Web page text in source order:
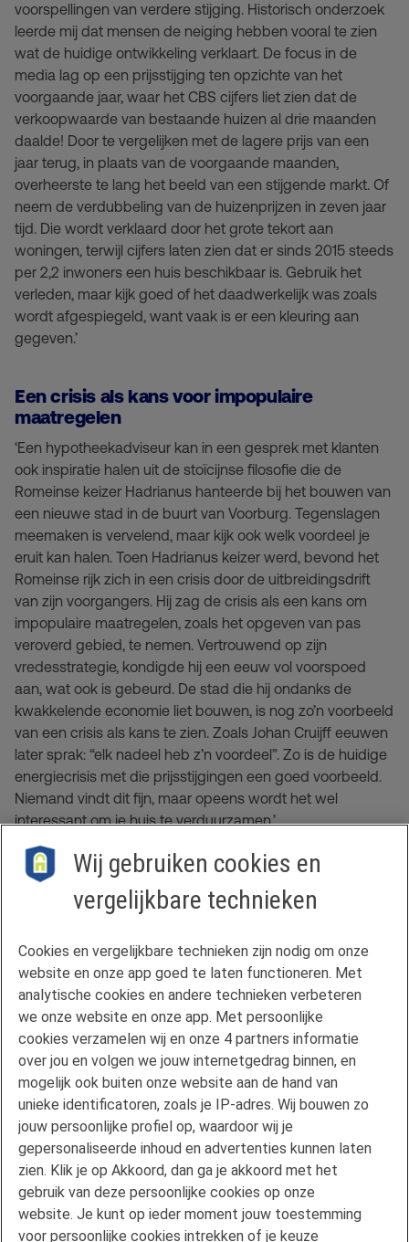
voorspellingen van verdere stijging. Historisch onderzoek
leerde mij dat mensen de neiging hebben vooral te zien
wat de huidige ontwikkeling verklaart. De focus in de
media lag op een prijsstijging ten opzichte van het
voorgaande jaar, waar het CBS cijfers liet zien dat de
verkoopwaarde van bestaande huizen al drie maanden
daalde! Door te vergelijken met de lagere prijs van een
jaar terug, in plaats van de voorgaande maanden,
overheerste te lang het beeld van een stijgende markt. Of
neem de verdubbeling van de huizenprijzen in zeven jaar
tijd. Die wordt verklaard door het grote tekort aan
woningen, terwijl cijfers laten zien dat er sinds 2015 steeds
per 2,2 inwoners een huis beschikbaar is. Gebruik het
verleden, maar kijk goed of het daadwerkelijk was zoals
wordt afgespiegeld, want vaak is er een kleuring aan
gegeven.’
Een crisis als kans voor impopulaire
maatregelen
‘Een hypotheekadviseur kan in een gesprek met klanten
ook inspiratie halen uit de stoïcijnse filosofie die de
Romeinse keizer Hadrianus hanteerde bij het bouwen van
een nieuwe stad in de buurt van Voorburg. Tegenslagen
meemaken is vervelend, maar kijk ook welk voordeel je
eruit kan halen. Toen Hadrianus keizer werd, bevond het
Romeinse rijk zich in een crisis door de uitbreidingsdrift
van zijn voorgangers. Hij zag de crisis als een kans om
impopulaire maatregelen, zoals het opgeven van pas
veroverd gebied, te nemen. Vertrouwend op zijn
vredesstrategie, kondigde hij een eeuw vol voorspoed
aan, wat ook is gebeurd. De stad die hij ondanks de
kwakkelende economie liet bouwen, is nog zo’n voorbeeld
van een crisis als kans te zien. Zoals Johan Cruijff eeuwen
later sprak: “elk nadeel heb z’n voordeel”. Zo is de huidige
energiecrisis met die prijsstijgingen een goed voorbeeld.
Niemand vindt dit fijn, maar opeens wordt het wel
interessant om je huis te verduurzamen.’
Veelgestelde vragen
Klachtenregeling
Privacyverklaring
Disclaimer
Gebruikersvoorwaarden FAN
Actuele rente
Downloads
Kredietgids
Toegang aanvragen
Over Florius
Wij gebruiken cookies en
vergelijkbare technieken
Cookies en vergelijkbare technieken zijn nodig om onze
website en onze app goed te laten functioneren. Met
analytische cookies en andere technieken verbeteren
we onze website en onze app. Met persoonlijke
cookies verzamelen wij en onze 4 partners informatie
over jou en volgen we jouw internetgedrag binnen, en
mogelijk ook buiten onze website aan de hand van
unieke identificatoren, zoals je IP-adres. Wij bouwen zo
jouw persoonlijke profiel op, waardoor wij je
gepersonaliseerde inhoud en advertenties kunnen laten
zien. Klik je op Akkoord, dan ga je akkoord met het
gebruik van deze persoonlijke cookies op onze
website. Je kunt op ieder moment jouw toestemming
voor persoonlijke cookies intrekken of je keuze